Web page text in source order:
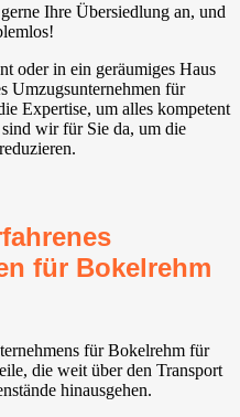
Ihre Übersiedlung an, und
oder in ein geräumiges Haus
Umzugsunternehmen für
Expertise, um alles kompetent
wir für Sie da, um die
für Bokelrehm
für Bokelrehm für
die weit über den Transport
hinausgehen.